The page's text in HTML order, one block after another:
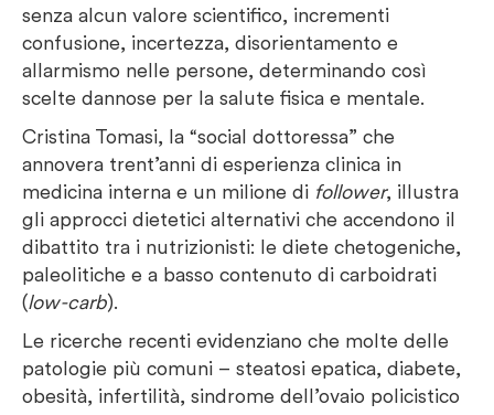
senza alcun valore scientifico, incrementi
confusione, incertezza, disorientamento e
allarmismo nelle persone, determinando così
scelte dannose per la salute fisica e mentale.
Cristina Tomasi, la “social dottoressa” che
annovera trent’anni di esperienza clinica in
medicina interna e un milione di follower, illustra
gli approcci dietetici alternativi che accendono il
dibattito tra i nutrizionisti: le diete chetogeniche,
paleolitiche e a basso contenuto di carboidrati
(low-carb).
Le ricerche recenti evidenziano che molte delle
patologie più comuni – steatosi epatica, diabete,
obesità, infertilità, sindrome dell’ovaio policistico